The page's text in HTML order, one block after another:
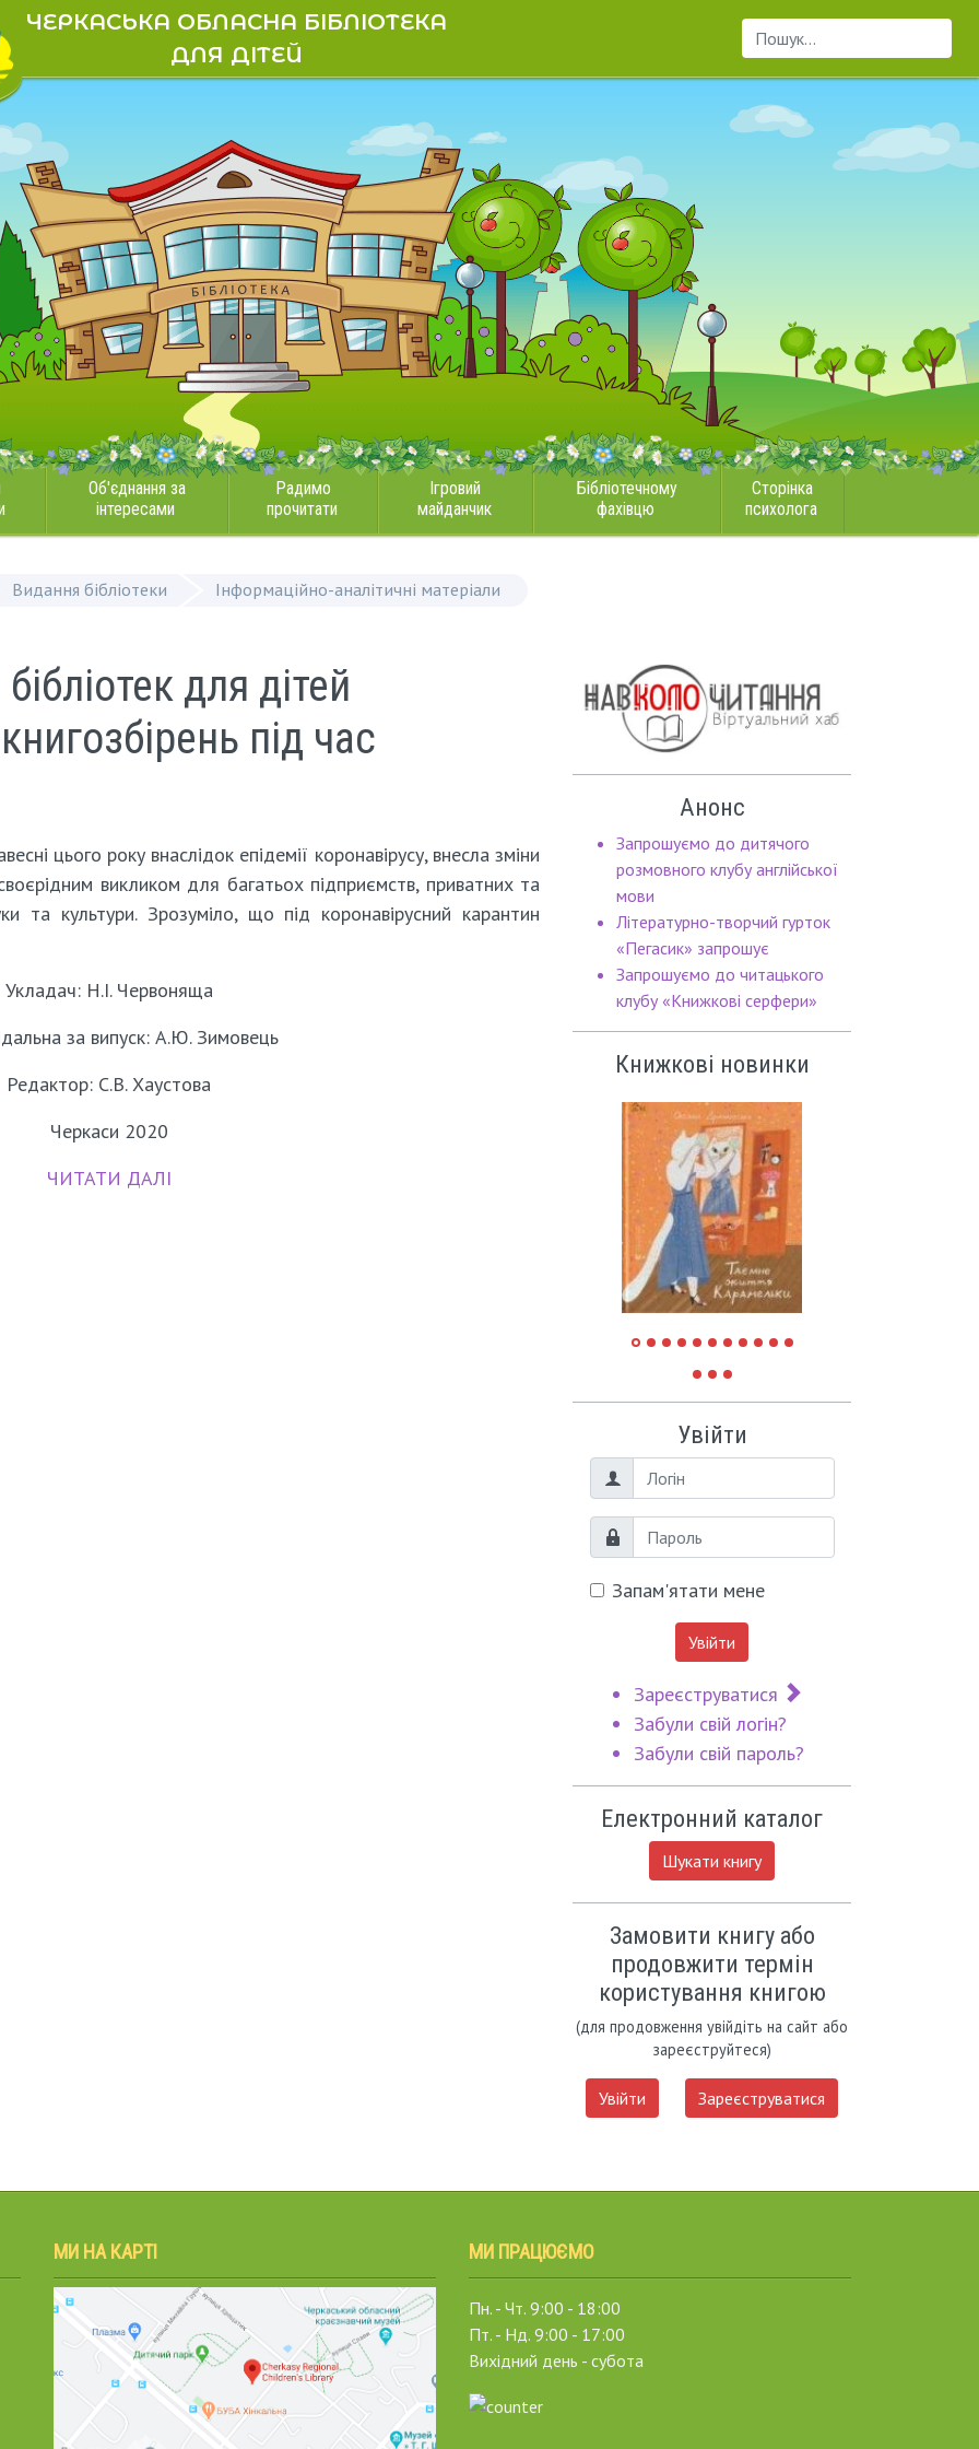
ЧЕРКАСЬКА ОБЛАСНА БІБЛІОТЕКА
ДЛЯ ДІТЕЙ
Пошук...
Об'єднання за
інтересами
Радимо
прочитати
Ігровий
майданчик
Бібліотечному
фахівцю
Сторінка
психолога
Видання бібліотеки Інформаційно-аналітичні матеріали
для дітей
під час
цього року внаслідок епідемії коронавірусу, внесла зміни
викликом для багатьох підприємств, приватних та
та культури. Зрозуміло, що під коронавірусний карантин
Укладач: Н.І. Червоняща
за випуск: А.Ю. Зимовець
Редактор: С.В. Хаустова
Черкаси 2020
ЧИТАТИ ДАЛІ
Анонс
Запрошуємо до дитячого
розмовного клубу англійської
мови
Літературно-творчий гурток
«Пегасик» запрошує
Запрошуємо до читацького
клубу «Книжкові серфери»
Книжкові новинки
Увійти
Логін
Пароль
Запам'ятати мене
Увійти
Зареєструватися
Забули свій логін?
Забули свій пароль?
Електронний каталог
Шукати книгу
Замовити книгу або
продовжити термін
користування книгою
(для продовження увійдіть на сайт або
зареєструйтеся)
Увійти Зареєструватися
МИ НА КАРТІ МИ ПРАЦЮЄМО
Пн. - Чт. 9:00 - 18:00
Пт. - Нд. 9:00 - 17:00
Вихідний день - субота